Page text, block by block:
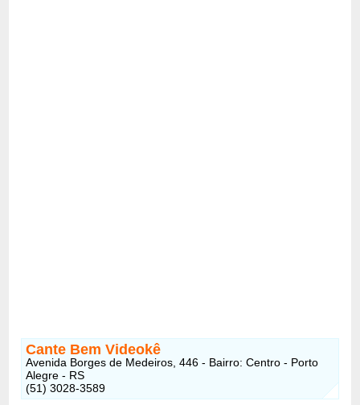
Cante Bem Videokê
Avenida Borges de Medeiros, 446 - Bairro: Centro - Porto
Alegre - RS
(51) 3028-3589